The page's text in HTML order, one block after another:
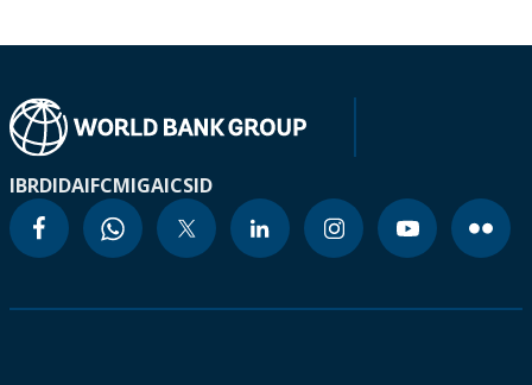
IBRDIDAIFCMIGAICSID